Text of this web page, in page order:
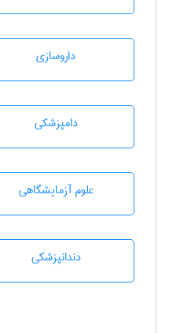
داروسازی
دامپزشكی
علوم آزمايشگاهی
دندانپزشكی